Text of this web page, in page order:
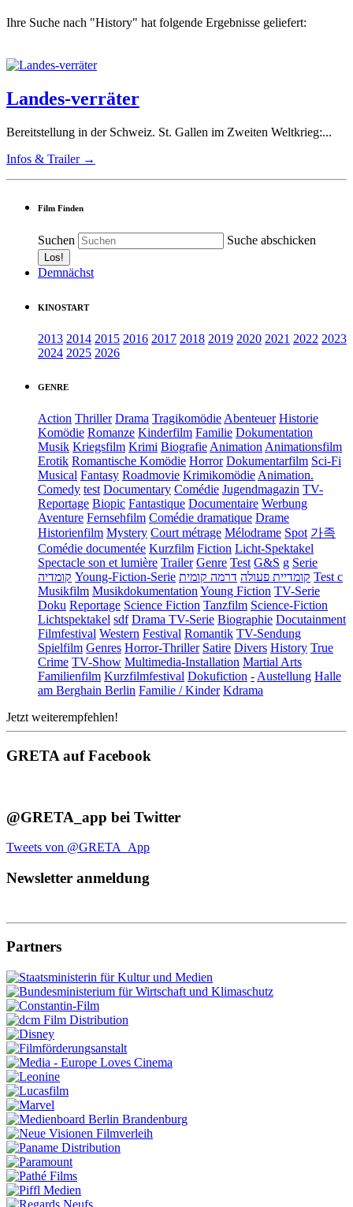
Ihre Suche nach "History" hat folgende Ergebnisse geliefert:
Landes-verräter
Bereitstellung in der Schweiz. St. Gallen im Zweiten Weltkrieg:...
Infos & Trailer →
Film Finden
Suchen Suche abschicken
Demnächst
KINOSTART
2013 2014 2015 2016 2017 2018 2019 2020 2021 2022 2023
2024 2025 2026
GENRE
Action Thriller Drama TragikomödieAbenteuer Historie
Komödie Romanze Kinderfilm Familie Dokumentation
Musik Kriegsfilm Krimi BiografieAnimationAnimationsfilm
Erotik Romantische Komödie Horror Dokumentarfilm Sci-Fi
Musical Fantasy Roadmovie KrimikomödieAnimation.
Comedy test Documentary Comédie Jugendmagazin TV-
Reportage Biopic Fantastique Documentaire Werbung
Aventure Fernsehfilm Comédie dramatique Drame
Historienfilm Mystery Court métrage Mélodrame Spot 가족
Comédie documentée Kurzfilm Fiction Licht-Spektakel
Spectacle son et lumière Trailer Genre Test G&S g Serie
קומדיה Young-Fiction-Serie קומדיית פעולה דרמה קומית
Test c
Musikfilm MusikdokumentationYoung Fiction TV-Serie
Doku Reportage Science Fiction Tanzfilm Science-Fiction
Lichtspektakel sdf Drama TV-Serie Biographie Docutainment
Filmfestival Western Festival Romantik TV-Sendung
Spielfilm Genres Horror-Thriller Satire Divers History True
Crime TV-Show Multimedia-Installation Martial Arts
Familienfilm Kurzfilmfestival Dokufiction -Austellung Halle
am Berghain Berlin Familie / Kinder Kdrama
Jetzt weiterempfehlen!
GRETA auf Facebook
@GRETA_app bei Twitter
Tweets von @GRETA_App
Newsletter anmeldung
Partners